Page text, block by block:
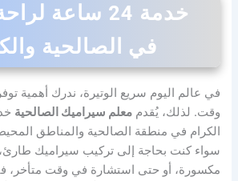
خدمة 24 ساعة
في الصالحية
في عالم اليوم سريع الوتيرة، ندرك أهمية
وقت. لذلك، يُقدممعلم سيراميك الصالحية
الكرام في منطقة الصالحية والمناطق
سواء كنت بحاجة إلى تركيب سيراميك
مكسورة، أو حتى استشارة في وقت متأخر،